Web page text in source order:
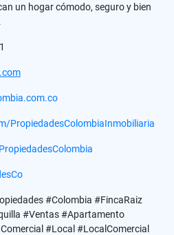
un hogar cómodo, seguro y bien
PropiedadesColombiaInmobiliaria
#Colombia #FincaRaiz
#Ventas #Apartamento
#Local #LocalComercial